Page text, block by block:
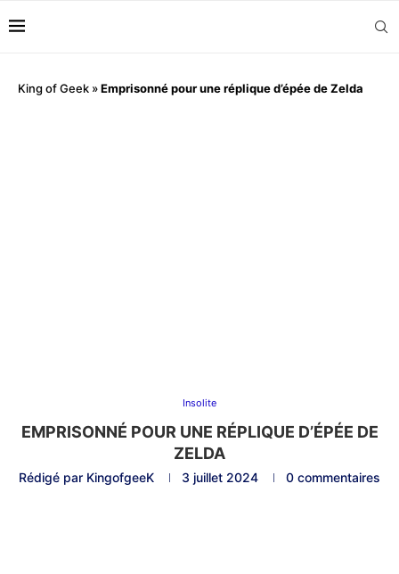
King of Geek »Emprisonné pour une réplique d’épée de Zelda
Insolite
EMPRISONNÉ POUR UNE RÉPLIQUE D’ÉPÉE DE
ZELDA
Rédigé par KingofgeeK 3 juillet 2024 0 commentaires